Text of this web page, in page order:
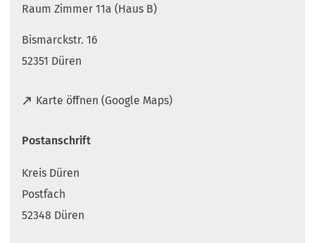
Raum Zimmer 11a (Haus B)
Bismarckstr. 16
52351 Düren
Karte öffnen (Google Maps)
(
f
e
t
i
Postanschrift
Kreis Düren
Postfach
52348 Düren